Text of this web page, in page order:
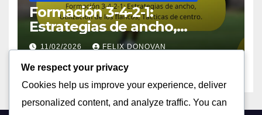
Formación 3-4-2-1:
Estrategias de ancho,
Utilización de los flancos,
Tácticas de centro.
11/02/2026 FELIX DONOVAN
We respect your privacy
Cookies help us improve your experience, deliver
personalized content, and analyze traffic. You can